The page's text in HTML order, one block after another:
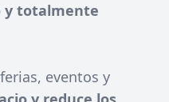
y totalmente
eventos y